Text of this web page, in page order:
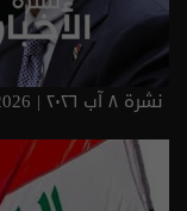
نشرة ٨ آب ٢٠٢٦ | 2026